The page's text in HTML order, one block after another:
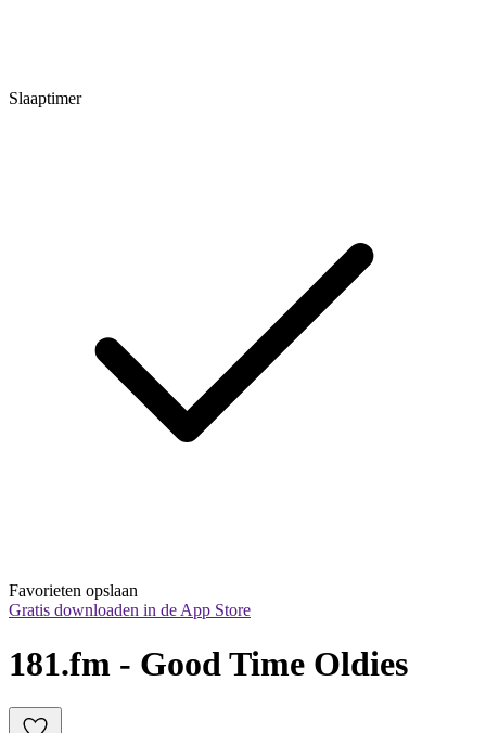
Slaaptimer
Favorieten opslaan
Gratis downloaden in de App Store
181.fm - Good Time Oldies